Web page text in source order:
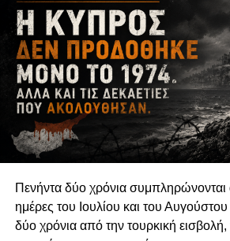
Πενήντα δύο χρόνια συμπληρώνονται
ημέρες του Ιουλίου και του
δύο χρόνια από την τουρκική εισβολή,